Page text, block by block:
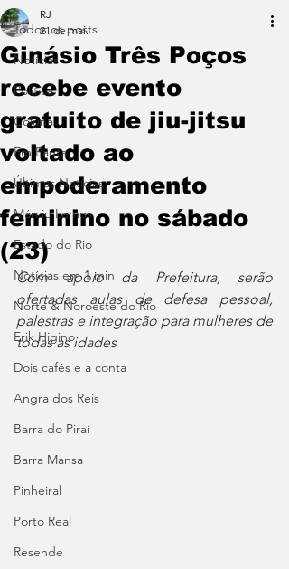
Todos os posts
Notícias
Política
Coluna
Em Pauta
Últimas Notícias
Márcio Lemos
Estado do Rio
Notícias em 1 min
Norte & Noroeste do Rio
Erik Higino
Dois cafés e a conta
Angra dos Reis
Barra do Piraí
Barra Mansa
Pinheiral
Porto Real
Resende
Ginásio Três Poços
recebe evento
gratuito de jiu-jitsu
voltado ao
empoderamento
feminino no sábado
(23)
RJ
21 de mai.
Com apoio da Prefeitura, serão
ofertadas aulas de defesa pessoal,
palestras e integração para mulheres de
todas as idades